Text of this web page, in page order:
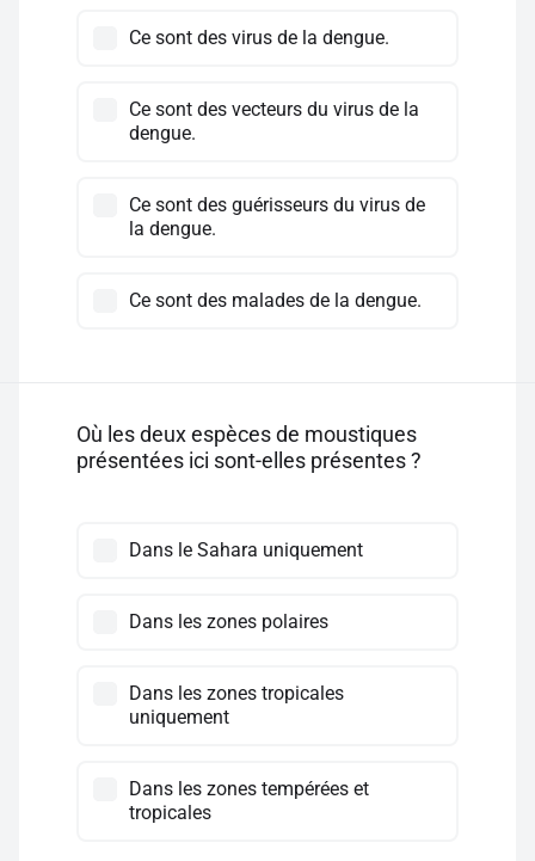
Ce sont des virus de la dengue.
Ce sont des vecteurs du virus de la
dengue.
Ce sont des guérisseurs du virus de
la dengue.
Ce sont des malades de la dengue.
Où les deux espèces de moustiques
présentées ici sont-elles présentes ?
Dans le Sahara uniquement
Dans les zones polaires
Dans les zones tropicales
uniquement
Dans les zones tempérées et
tropicales